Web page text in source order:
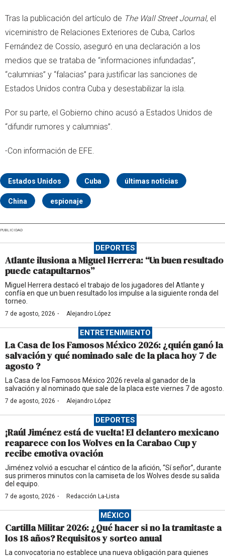
Tras la publicación del artículo de The Wall Street Journal, el
viceministro de Relaciones Exteriores de Cuba, Carlos
Fernández de Cossío, aseguró en una declaración a los
medios que se trataba de “informaciones infundadas”,
“calumnias” y “falacias” para justificar las sanciones de
Estados Unidos contra Cuba y desestabilizar la isla.
Por su parte, el Gobierno chino acusó a Estados Unidos de
“difundir rumores y calumnias”.
-Con información de EFE.
Estados Unidos Cuba últimas noticias
China espionaje
PUBLICIDAD
DEPORTES
Atlante ilusiona a Miguel Herrera: “Un buen resultado
puede catapultarnos”
Miguel Herrera destacó el trabajo de los jugadores del Atlante y
confía en que un buen resultado los impulse a la siguiente ronda del
torneo.
7 de agosto, 2026 · Alejandro López
ENTRETENIMIENTO
La Casa de los Famosos México 2026: ¿quién ganó la
salvación y qué nominado sale de la placa hoy 7 de
agosto ?
La Casa de los Famosos México 2026 revela al ganador de la
salvación y al nominado que sale de la placa este viernes 7 de agosto.
7 de agosto, 2026 · Alejandro López
DEPORTES
¡Raúl Jiménez está de vuelta! El delantero mexicano
reaparece con los Wolves en la Carabao Cup y
recibe emotiva ovación
Jiménez volvió a escuchar el cántico de la afición, “Sí señor”, durante
sus primeros minutos con la camiseta de los Wolves desde su salida
del equipo.
7 de agosto, 2026 · Redacción La-Lista
MÉXICO
Cartilla Militar 2026: ¿Qué hacer si no la tramitaste a
los 18 años? Requisitos y sorteo anual
La convocatoria no establece una nueva obligación para quienes